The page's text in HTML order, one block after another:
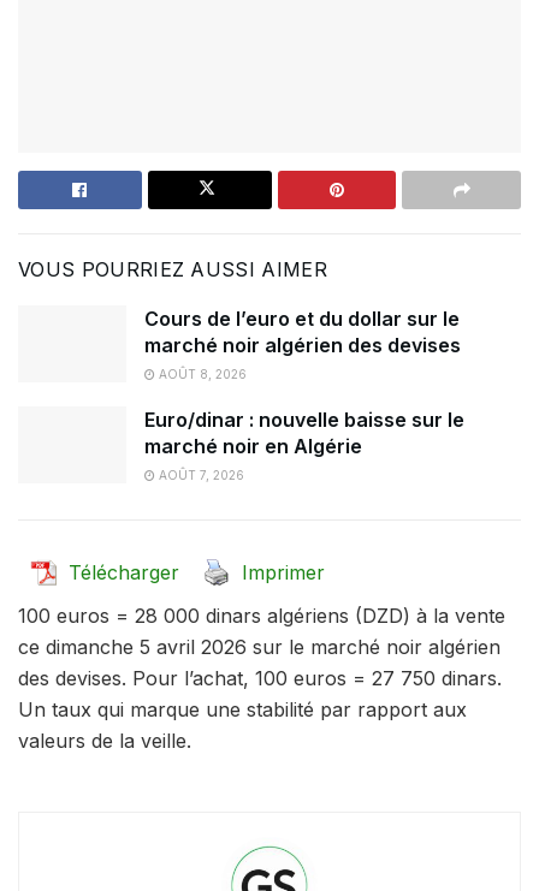
VOUS POURRIEZ AUSSI AIMER
Cours de l’euro et du dollar sur le
marché noir algérien des devises
AOÛT 8, 2026
Euro/dinar : nouvelle baisse sur le
marché noir en Algérie
AOÛT 7, 2026
Télécharger
Imprimer
100 euros = 28 000 dinars algériens (DZD) à la vente
ce dimanche 5 avril 2026 sur le marché noir algérien
des devises. Pour l’achat, 100 euros = 27 750 dinars.
Un taux qui marque une stabilité par rapport aux
valeurs de la veille.